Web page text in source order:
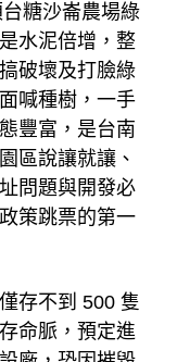
糖沙崙農場綠
水泥倍增，整
破壞及打臉綠
喊種樹，一手
豐富，是台南
區說讓就讓、
問題與開發必
策跳票的第一
存不到 500 隻
命脈，預定進